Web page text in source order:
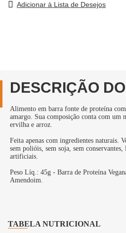
Adicionar à Lista de Desejos
DESCRIÇÃO
Alimento em barra fonte de proteína
amargo. Sua composição conta com um
ervilha e arroz.
Feita apenas com ingredientes naturais.
sem polióis, sem soja, sem
artificiais.
Peso Líq.: 45g - Barra de Proteína
Amendoim.
TABELA NUTRICIONAL